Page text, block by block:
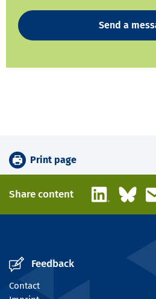
Send a
Print page
Share content LinkedIn
Feedback
Contact